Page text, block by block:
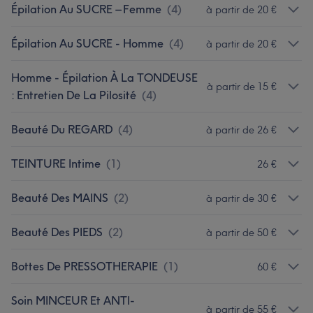
Épilation Au SUCRE – Femme (4) à partir de 20 €
Épilation Au SUCRE - Homme (4) à partir de 20 €
Homme - Épilation À La TONDEUSE
: Entretien De La Pilosité (4)
à partir de 15 €
Beauté Du REGARD (4) à partir de 26 €
TEINTURE Intime (1) 26 €
Beauté Des MAINS (2) à partir de 30 €
Beauté Des PIEDS (2) à partir de 50 €
Bottes De PRESSOTHERAPIE (1) 60 €
Soin MINCEUR Et ANTI-
à partir de 55 €